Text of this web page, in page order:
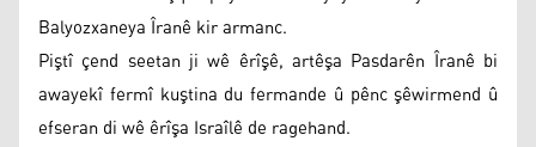
Balyozxaneya Îranê kir armanc.
Piştî çend seetan ji wê êrîşê, artêşa Pasdarên Îranê bi
awayekî fermî kuştina du fermande û pênc şêwirmend û
efseran di wê êrîşa Israîlê de ragehand.